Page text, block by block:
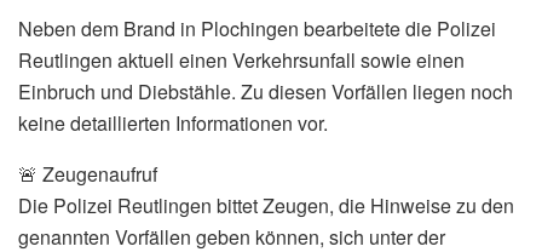
Neben dem Brand in Plochingen bearbeitete die Polizei
Reutlingen aktuell einen Verkehrsunfall sowie einen
Einbruch und Diebstähle. Zu diesen Vorfällen liegen noch
keine detaillierten Informationen vor.
🚨 Zeugenaufruf
Die Polizei Reutlingen bittet Zeugen, die Hinweise zu den
genannten Vorfällen geben können, sich unter der